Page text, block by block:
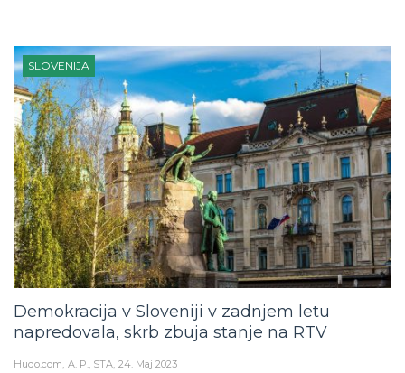
SLOVENIJA
Demokracija v Sloveniji v zadnjem letu
napredovala, skrb zbuja stanje na RTV
Hudo.com A. P., STA 24. Maj 2023